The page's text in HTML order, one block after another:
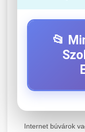
📂
Internet búvárok